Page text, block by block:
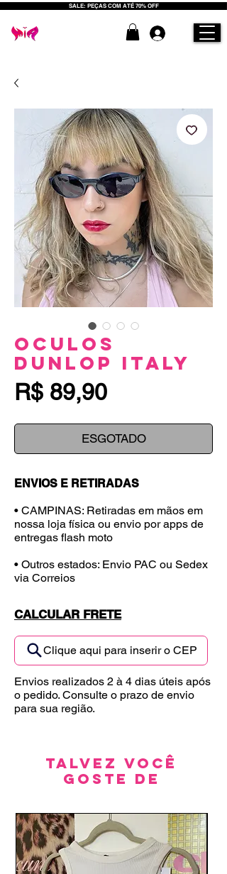
SALE: PEÇAS COM ATÉ 70% OFF
Oculos
Dunlop Italy
R$ 89,90Preço
ESGOTADO
ENVIOS E RETIRADAS
• CAMPINAS: Retiradas em mãos em
nossa loja física ou envio por apps de
entregas flash moto
• Outros estados: Envio PAC ou Sedex
via Correios
CALCULAR FRETE
Clique aqui para inserir o CEP
Envios realizados 2 à 4 dias úteis após
o pedido. Consulte o prazo de envio
para sua região.
Talvez você
goste de